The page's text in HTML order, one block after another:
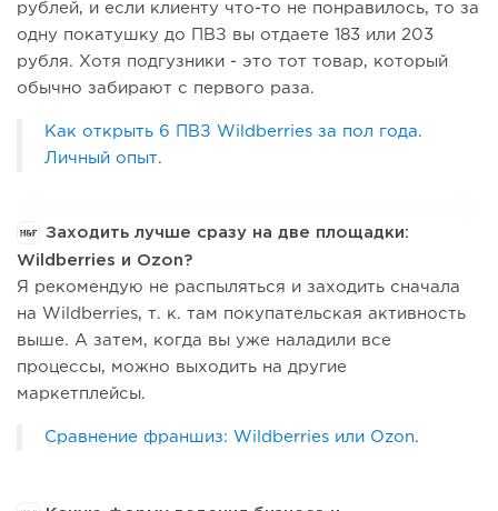
рублей, и если клиенту что-то не понравилось, то за
одну покатушку до ПВЗ вы отдаете 183 или 203
рубля. Хотя подгузники - это тот товар, который
обычно забирают с первого раза.
Как открыть 6 ПВЗ Wildberries за пол года.
Личный опыт.
Заходить лучше сразу на две площадки:
Wildberries и Ozon?
Я рекомендую не распыляться и заходить сначала
на Wildberries, т. к. там покупательская активность
выше. А затем, когда вы уже наладили все
процессы, можно выходить на другие
маркетплейсы.
Сравнение франшиз: Wildberries или Ozon.